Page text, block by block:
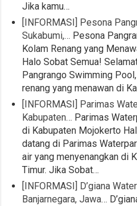
Jika kamu…
[INFORMASI] Pesona
Sukabumi,… Pesona
Kolam Renang yang
Halo Sobat Semua!
Pangrango Swimming
renang yang menawan di
[INFORMASI] Parimas
Kabupaten… Parimas
di Kabupaten Mojokerto
datang di Parimas
air yang menyenangkan di
Timur. Jika Sobat…
[INFORMASI] D’giana
Banjarnegara, Jawa…